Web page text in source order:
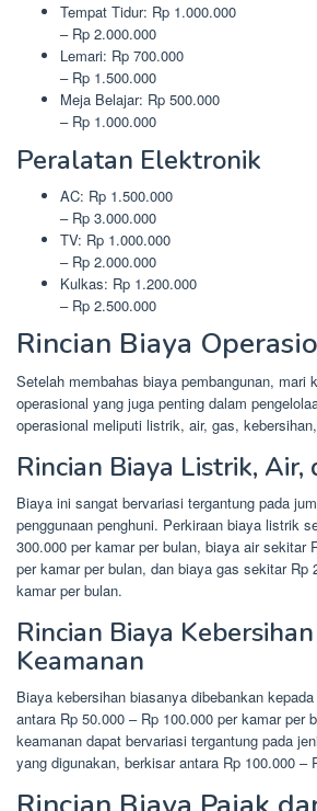
Tempat Tidur: Rp 1.000.000
– Rp 2.000.000
Lemari: Rp 700.000
– Rp 1.500.000
Meja Belajar: Rp 500.000
– Rp 1.000.000
Peralatan Elektronik
AC: Rp 1.500.000
– Rp 3.000.000
TV: Rp 1.000.000
– Rp 2.000.000
Kulkas: Rp 1.200.000
– Rp 2.500.000
Rincian Biaya
Setelah membahas biaya pembangunan, mari
operasional yang juga penting dalam
operasional meliputi listrik, air, gas,
Rincian Biaya Listrik, Air,
Biaya ini sangat bervariasi tergantung pada
penggunaan penghuni. Perkiraan biaya listrik
300.000 per kamar per bulan, biaya air sekitar
per kamar per bulan, dan biaya gas sekitar Rp
kamar per bulan.
Rincian Biaya
Keamanan
Biaya kebersihan biasanya dibebankan
antara Rp 50.000 – Rp 100.000 per kamar per
keamanan dapat bervariasi tergantung pada
yang digunakan, berkisar antara Rp 100.000 –